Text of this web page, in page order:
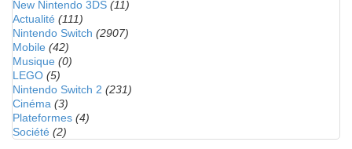
New Nintendo 3DS (11)
Actualité (111)
Nintendo Switch (2907)
Mobile (42)
Musique (0)
LEGO (5)
Nintendo Switch 2 (231)
Cinéma (3)
Plateformes (4)
Société (2)